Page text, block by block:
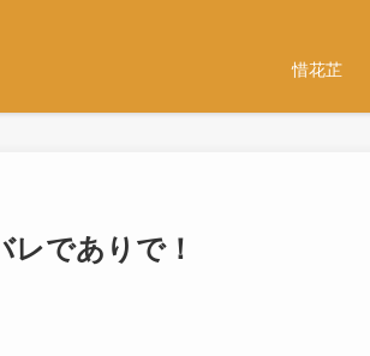
惜花芷
レでありで！